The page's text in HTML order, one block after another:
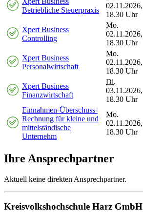
Betriebliche Steuerpraxis
02.11.2026,
18.30 Uhr
Xpert Business
Controlling
Mo.
02.11.2026,
18.30 Uhr
Xpert Business
Personalwirtschaft
Mo.
02.11.2026,
18.30 Uhr
Xpert Business
Finanzwirtschaft
Di.
03.11.2026,
18.30 Uhr
Einnahmen-Überschuss-
Rechnung für kleine und
mittelständische
Unternehm
Mo.
02.11.2026,
18.30 Uhr
Ihre Ansprechpartner
Aktuell keine direkten Ansprechpartner.
Kreisvolkshochschule Harz GmbH